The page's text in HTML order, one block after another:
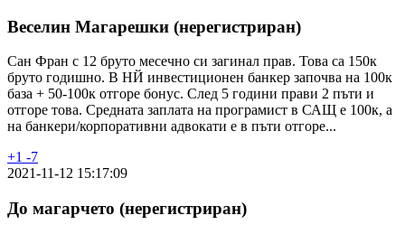
Веселин Магарешки (нерегистриран)
Сан Фран с 12 бруто месечно си загинал прав. Това са 150к
бруто годишно. В НЙ инвестиционен банкер започва на 100к
база + 50-100к отгоре бонус. След 5 години прави 2 пъти и
отгоре това. Средната заплата на програмист в САЩ е 100к, а
на банкери/корпоративни адвокати е в пъти отгоре...
+1 -7
2021-11-12 15:17:09
До магарчето (нерегистриран)